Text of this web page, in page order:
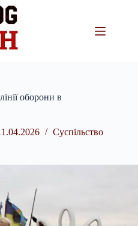
оборони в
Суспільство